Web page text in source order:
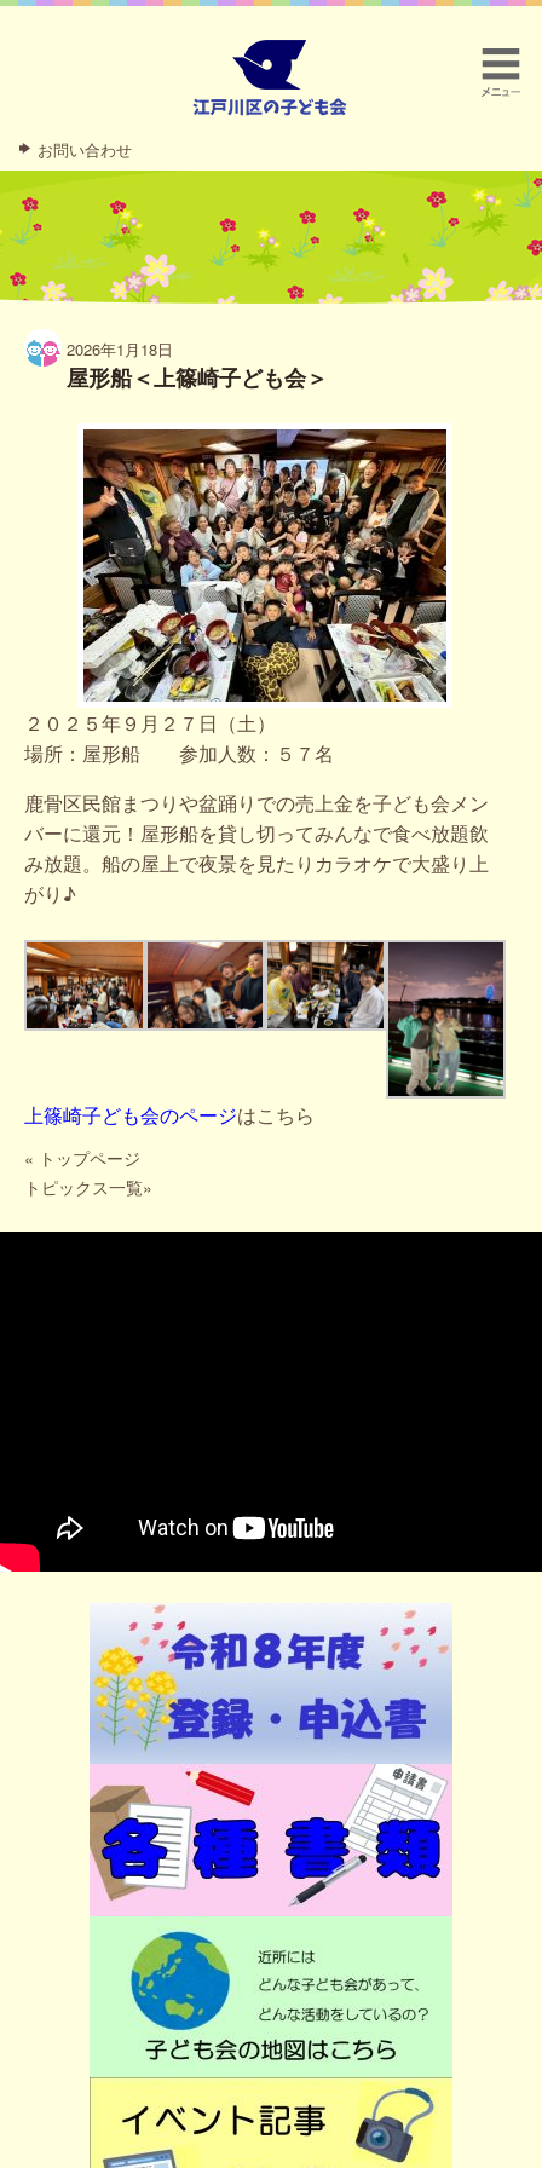
お問い合わせ
2026年1月18日
屋形船＜上篠崎子ども会＞
２０２５年９月２７日（土）
場所：屋形船 参加人数：５７名
鹿骨区民館まつりや盆踊りでの売上金を子ども会メン
バーに還元！屋形船を貸し切ってみんなで食べ放題飲
み放題。船の屋上で夜景を見たりカラオケで大盛り上
がり♪
上篠崎子ども会のページはこちら
« トップページ
トピックス一覧»